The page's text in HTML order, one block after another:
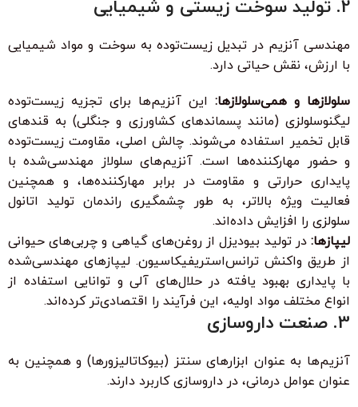
2. تولید سوخت زیستی و شیمیایی
مهندسی آنزیم در تبدیل زیست‌توده به سوخت و مواد شیمیایی
با ارزش، نقش حیاتی دارد.
سلولازها و همی‌سلولازها: این آنزیم‌ها برای تجزیه زیست‌توده
لیگنوسلولزی (مانند پسماندهای کشاورزی و جنگلی) به قندهای
قابل تخمیر استفاده می‌شوند. چالش اصلی، مقاومت زیست‌توده
و حضور مهارکننده‌ها است. آنزیم‌های سلولاز مهندسی‌شده با
پایداری حرارتی و مقاومت در برابر مهارکننده‌ها، و همچنین
فعالیت ویژه بالاتر، به طور چشمگیری راندمان تولید اتانول
سلولزی را افزایش داده‌اند.
لیپازها: در تولید بیودیزل از روغن‌های گیاهی و چربی‌های حیوانی
از طریق واکنش ترانس‌استریفیکاسیون. لیپازهای مهندسی‌شده
با پایداری بهبود یافته در حلال‌های آلی و توانایی استفاده از
انواع مختلف مواد اولیه، این فرآیند را اقتصادی‌تر کرده‌اند.
3. صنعت داروسازی
آنزیم‌ها به عنوان ابزارهای سنتز (بیوکاتالیزورها) و همچنین به
عنوان عوامل درمانی، در داروسازی کاربرد دارند.